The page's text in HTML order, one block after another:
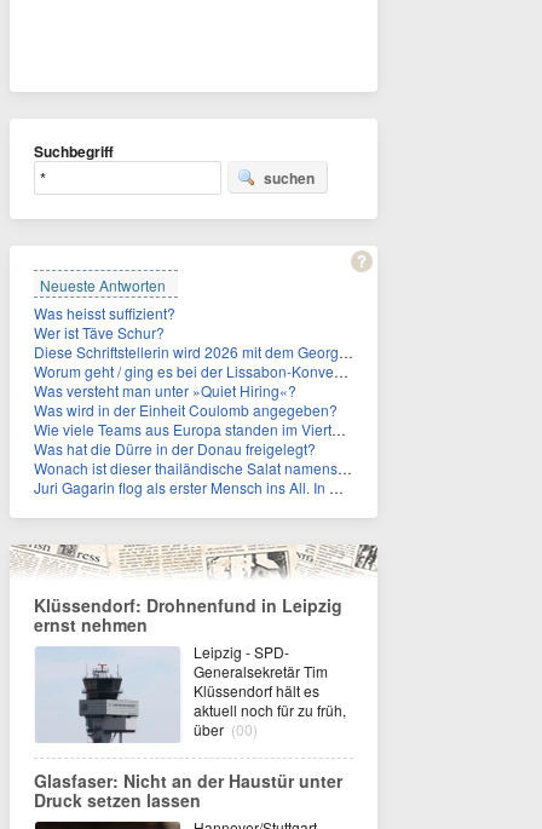
Suchbegriff
suchen
Neueste Antworten
Was heisst suffizient?
Wer ist Täve Schur?
Diese Schriftstellerin wird 2026 mit dem Georg-Büchner-Preis ausgezeichnet. Wie heißt sie?
Worum geht / ging es bei der Lissabon-Konvention?
Was versteht man unter »Quiet Hiring«?
Was wird in der Einheit Coulomb angegeben?
Wie viele Teams aus Europa standen im Viertelfinale der Fußball-WM 2026 in Mexiko, den USA und Kanada?
Was hat die Dürre in der Donau freigelegt?
Wonach ist dieser thailändische Salat namens Nam Tok benannt?
Juri Gagarin flog als erster Mensch ins All. In welchem Jahr?
Klüssendorf: Drohnenfund in Leipzig
ernst nehmen
Leipzig - SPD-
Generalsekretär Tim
Klüssendorf hält es
aktuell noch für zu früh,
über (00)
Glasfaser: Nicht an der Haustür unter
Druck setzen lassen